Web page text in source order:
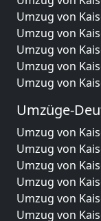
Umzug von
Umzug von
Umzug von
Umzug von
Umzug von
Umzüge-
Umzug von
Umzug von
Umzug von
Umzug von
Umzug von
Umzug von